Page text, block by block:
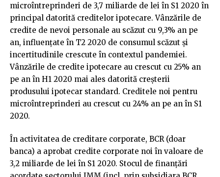
microîntreprinderi de 3,7 miliarde de lei în S1 2020 în
principal datorită creditelor ipotecare. Vânzările de
credite de nevoi personale au scăzut cu 9,3% an pe
an, influențate în T2 2020 de consumul scăzut și
incertitudinile crescute în contextul pandemiei.
Vânzările de credite ipotecare au crescut cu 25% an
pe an în H1 2020 mai ales datorită creșterii
produsului ipotecar standard. Creditele noi pentru
microîntreprinderi au crescut cu 24% an pe an în S1
2020.
În activitatea de creditare corporate, BCR (doar
banca) a aprobat credite corporate noi în valoare de
3,2 miliarde de lei în S1 2020. Stocul de finanțări